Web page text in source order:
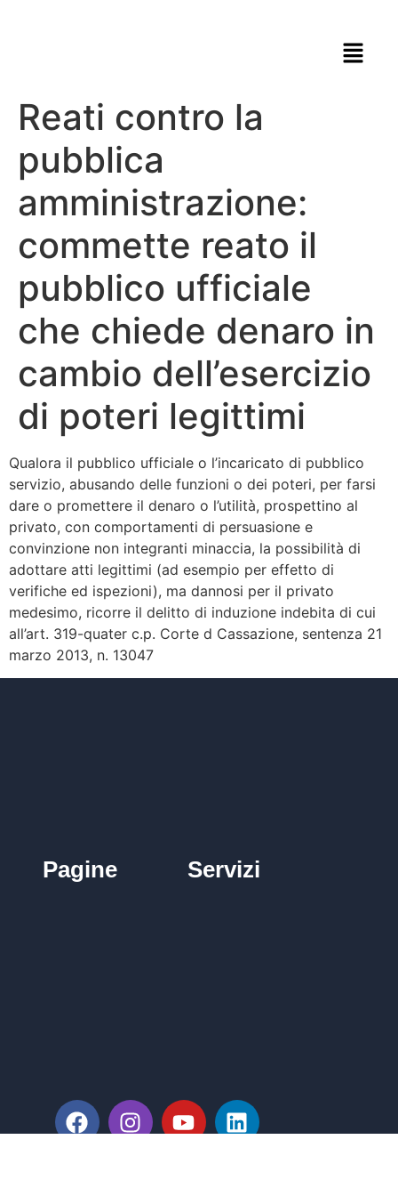
Reati contro la
pubblica
amministrazione:
commette reato il
pubblico ufficiale
che chiede denaro in
cambio dell’esercizio
di poteri legittimi
Qualora il pubblico ufficiale o l’incaricato di pubblico
servizio, abusando delle funzioni o dei poteri, per farsi
dare o promettere il denaro o l’utilità, prospettino al
privato, con comportamenti di persuasione e
convinzione non integranti minaccia, la possibilità di
adottare atti legittimi (ad esempio per effetto di
verifiche ed ispezioni), ma dannosi per il privato
medesimo, ricorre il delitto di induzione indebita di cui
all’art. 319-quater c.p. Corte d Cassazione, sentenza 21
marzo 2013, n. 13047
Pagine Servizi